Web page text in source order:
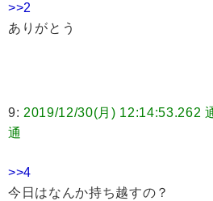
>>2
ありがとう
9: 2019/12/30(月) 12:14:53.262
通
>>4
今日はなんか持ち越すの？